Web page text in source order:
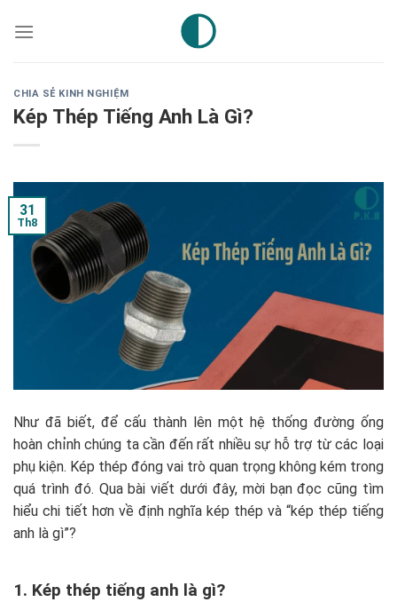
CHIA SẺ KINH NGHIỆM
Kép Thép Tiếng Anh Là Gì?
31
Th8
Như đã biết, để cấu thành lên một hệ thống đường ống
hoàn chỉnh chúng ta cần đến rất nhiều sự hỗ trợ từ các loại
phụ kiện. Kép thép đóng vai trò quan trọng không kém trong
quá trình đó. Qua bài viết dưới đây, mời bạn đọc cũng tìm
hiểu chi tiết hơn về định nghĩa kép thép và “kép thép tiếng
anh là gì”?
1. Kép thép tiếng anh là gì?